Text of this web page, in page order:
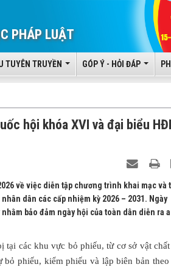
PHÁP LUẬT
TUYÊN TRUYỀN GÓP Ý - HỎI ĐÁP
hội khóa XVI và đại biểu
về việc diễn tập chương trình khai mạc và
dân các cấp nhiệm kỳ 2026 – 2031. Ngày
bảo đảm ngày hội của toàn dân diễn ra
tại các khu vực bỏ phiếu, từ cơ sở vật
phiếu, kiểm phiếu và lập biên bản